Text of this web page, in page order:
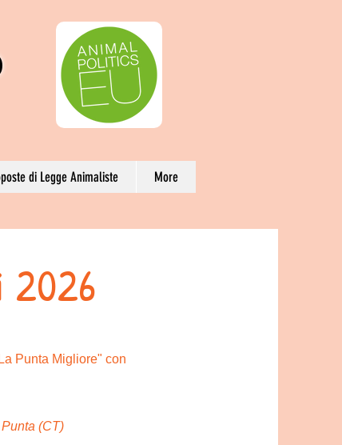
di Legge Animaliste More
2026
Punta Migliore"con
(CT)